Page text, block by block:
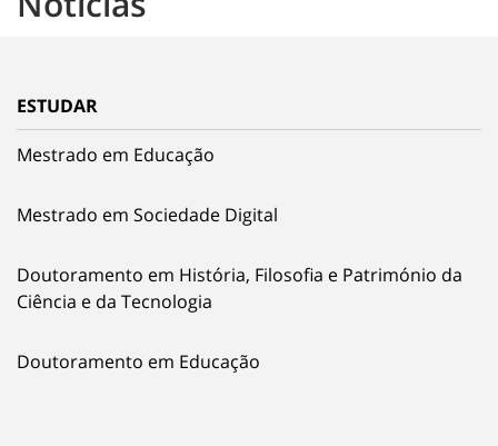
ESTUDAR
Mestrado em Educação
Mestrado em Sociedade Digital
Doutoramento em História, Filosofia e Património da
Ciência e da Tecnologia
Doutoramento em Educação